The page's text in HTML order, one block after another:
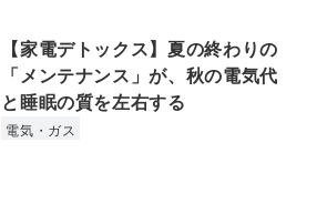
【家電デトックス】夏の終わりの
「メンテナンス」が、秋の電気代
と睡眠の質を左右する
電気・ガス